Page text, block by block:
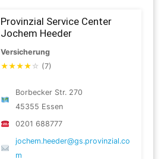
Provinzial Service Center
Jochem Heeder
Versicherung
★★★★ ☆ (7)
Borbecker Str. 270
45355 Essen
0201 688777
jochem.heeder@gs.provinzial.co
m